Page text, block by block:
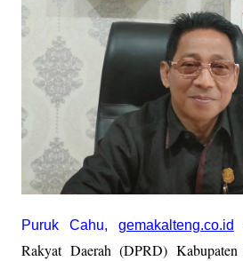
Puruk Cahu, gemakalteng.co.id
Rakyat Daerah (DPRD)